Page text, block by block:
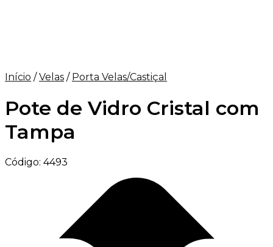
Início / Velas / Porta Velas/Castiçal
Pote de Vidro Cristal com
Tampa
Código: 4493